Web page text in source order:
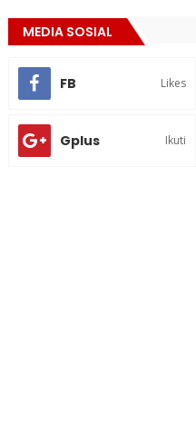
MEDIA SOSIAL
FB Likes
Gplus Ikuti